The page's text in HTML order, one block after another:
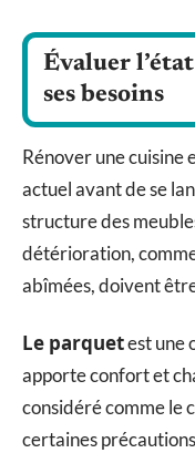
Évaluer
ses besoins
Rénover une cuisine
actuel avant de se
structure des
détérioration,
abîmées, doivent
Le parquetest une
apporte confort et
considéré comme le
certaines